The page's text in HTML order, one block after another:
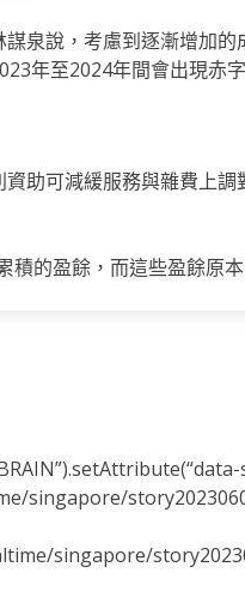
泉說，考慮到逐漸增加
年至2024年間會出現赤
助可減緩服務與雜費上
積的盈餘，而這些盈餘原
singapore/
singapore/